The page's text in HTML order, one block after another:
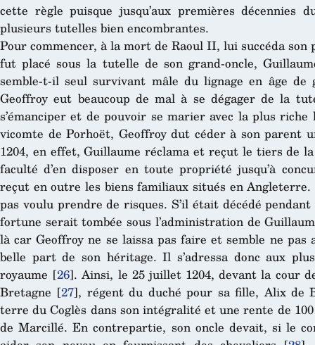
cette règle puisque jusqu’aux premières décennies
plusieurs tutelles bien encombrantes.
Pour commencer, à la mort de Raoul II, lui succéda
fut placé sous la tutelle de son grand-oncle,
semble-t-il seul survivant mâle du lignage en âge de
Geoffroy eut beaucoup de mal à se dégager de la
s’émanciper et de pouvoir se marier avec la plus
vicomte de Porhoët, Geoffroy dut céder à son parent
1204, en effet, Guillaume réclama et reçut le tiers de
faculté d’en disposer en toute propriété jusqu’à
reçut en outre les biens familiaux situés en Angleterre.
pas voulu prendre de risques. S’il était décédé
fortune serait tombée sous l’administration de
là car Geoffroy ne se laissa pas faire et semble ne pas
belle part de son héritage. Il s’adressa donc aux
royaume [26]. Ainsi, le 25 juillet 1204, devant la cour
Bretagne [27], régent du duché pour sa fille, Alix de
terre du Coglès dans son intégralité et une rente de
de Marcillé. En contrepartie, son oncle devait, si le